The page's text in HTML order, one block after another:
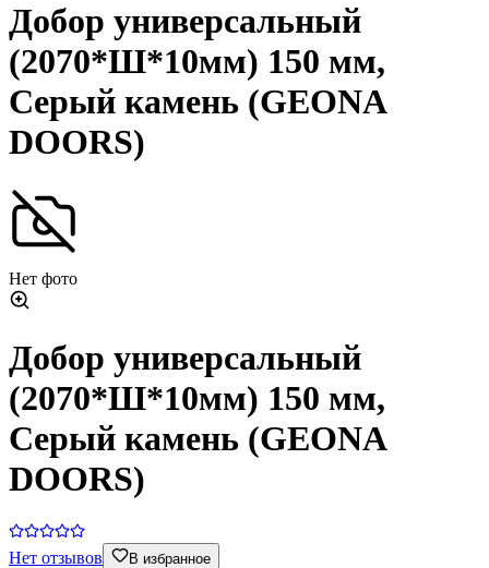
Добор универсальный
(2070*Ш*10мм) 150 мм,
Серый камень (GEONA
DOORS)
Нет фото
Добор универсальный
(2070*Ш*10мм) 150 мм,
Серый камень (GEONA
DOORS)
Нет отзывов В избранное